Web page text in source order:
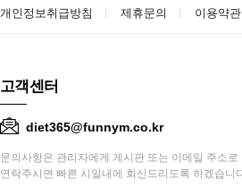
개인정보취급방침 제휴문의 이용약관
고객센터
diet365@funnym.co.kr
문의사항은 관리자에게 게시판 또는 이메일 주소로
연락주시면 빠른 시일내에 회신드리도록 하겠습니